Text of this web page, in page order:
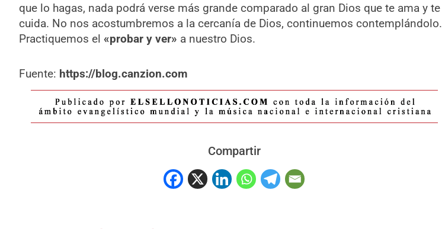
que lo hagas, nada podrá verse más grande comparado al gran Dios que te ama y te
cuida. No nos acostumbremos a la cercanía de Dios, continuemos contemplándolo.
Practiquemos el «probar y ver» a nuestro Dios.
Fuente: https://blog.canzion.com
Compartir